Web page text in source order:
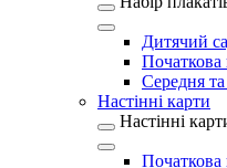
Дитячий
Початкова
Середня
Настінні карти
Настінні
Початкова